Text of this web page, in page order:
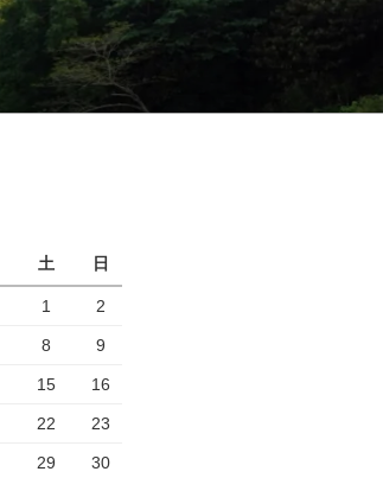
土 日
1 2
8 9
15 16
22 23
29 30